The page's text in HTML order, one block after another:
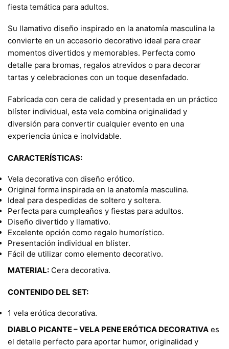
fiesta temática para adultos.
Su llamativo diseño inspirado en la anatomía masculina la
convierte en un accesorio decorativo ideal para crear
momentos divertidos y memorables. Perfecta como
detalle para bromas, regalos atrevidos o para decorar
tartas y celebraciones con un toque desenfadado.
Fabricada con cera de calidad y presentada en un práctico
blíster individual, esta vela combina originalidad y
diversión para convertir cualquier evento en una
experiencia única e inolvidable.
CARACTERÍSTICAS:
Vela decorativa con diseño erótico.
Original forma inspirada en la anatomía masculina.
Ideal para despedidas de soltero y soltera.
Perfecta para cumpleaños y fiestas para adultos.
Diseño divertido y llamativo.
Excelente opción como regalo humorístico.
Presentación individual en blíster.
Fácil de utilizar como elemento decorativo.
MATERIAL: Cera decorativa.
CONTENIDO DEL SET:
1 vela erótica decorativa.
DIABLO PICANTE – VELA PENE ERÓTICA DECORATIVA es
el detalle perfecto para aportar humor, originalidad y